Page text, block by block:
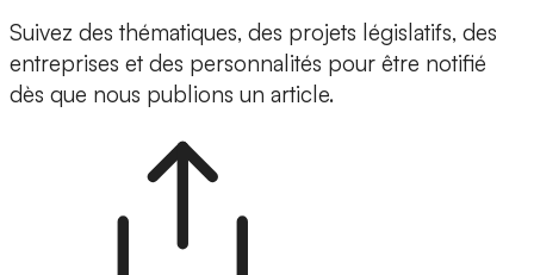
Suivez des thématiques, des projets législatifs, des
entreprises et des personnalités pour être notifié
dès que nous publions un article.